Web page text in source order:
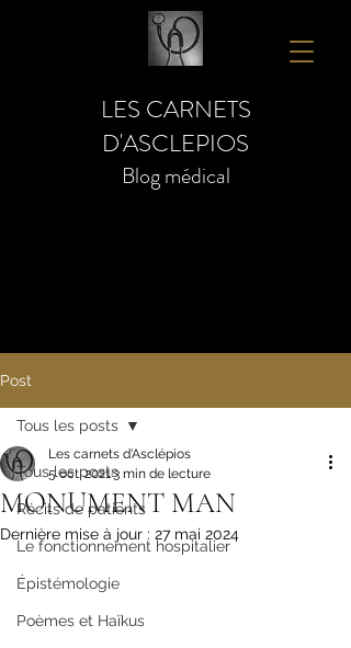
LES CARNETS
D'ASCLEPIOS
Blog médical
Post
Tous les posts
Récits de patients
Le fonctionnement hospitalier
Épistémologie
Poèmes et Haïkus
Tous les posts
MONUMENT MAN
Les carnets d'Asclépios
5 oct. 20213 min de lecture
Dernière mise à jour : 27 mai 2024